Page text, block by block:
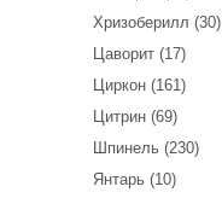
Хризоберилл (30)
Цаворит (17)
Циркон (161)
Цитрин (69)
Шпинель (230)
Янтарь (10)